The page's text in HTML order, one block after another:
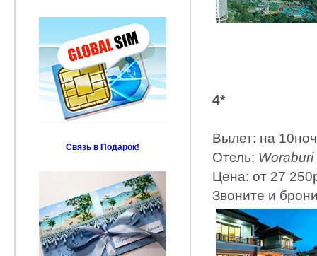
4*
Вылет: на
Отель:
Цена: от 27
Звоните и
Связь в Подарок!